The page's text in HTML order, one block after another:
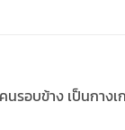
นรอบข้าง เป็นกา